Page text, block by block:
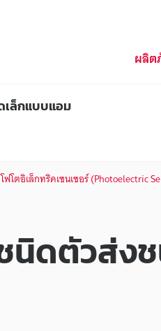
ผลิ
เล็กแบบแอม
โฟโตอิเล็กทริคเซนเซอร์ (Photoelectric
นิดตัวส่ง